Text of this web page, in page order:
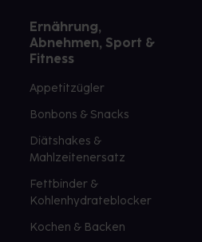
Ernährung,
Abnehmen, Sport &
Fitness
Appetitzügler
Bonbons & Snacks
Diätshakes &
Mahlzeitenersatz
Fettbinder &
Kohlenhydrateblocker
Kochen & Backen